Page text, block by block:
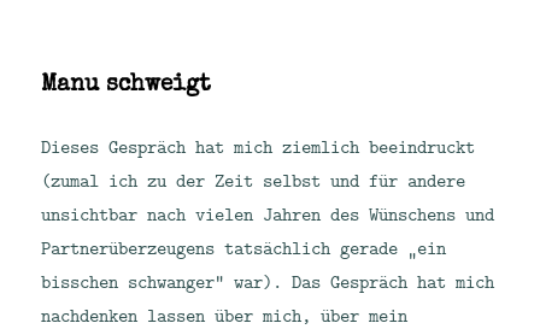
Manu schweigt
Dieses Gespräch hat mich ziemlich beeindruckt
(zumal ich zu der Zeit selbst und für andere
unsichtbar nach vielen Jahren des Wünschens und
Partnerüberzeugens tatsächlich gerade „ein
bisschen schwanger“ war). Das Gespräch hat mich
nachdenken lassen über mich, über mein